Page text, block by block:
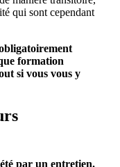
qui sont cependant
formation
si vous vous y
par un entretien.